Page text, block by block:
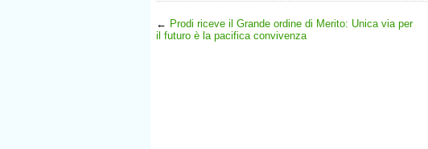
← Prodi riceve il Grande ordine di Merito: Unica via per
il futuro è la pacifica convivenza